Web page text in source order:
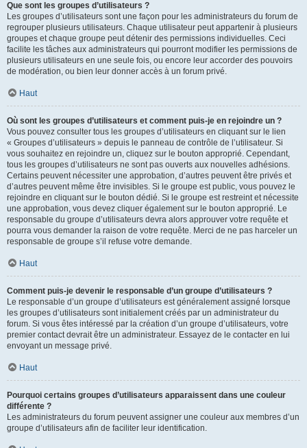
Que sont les groupes d’utilisateurs ?
Les groupes d’utilisateurs sont une façon pour les administrateurs du forum de
regrouper plusieurs utilisateurs. Chaque utilisateur peut appartenir à plusieurs
groupes et chaque groupe peut détenir des permissions individuelles. Ceci
facilite les tâches aux administrateurs qui pourront modifier les permissions de
plusieurs utilisateurs en une seule fois, ou encore leur accorder des pouvoirs
de modération, ou bien leur donner accès à un forum privé.
Haut
Où sont les groupes d’utilisateurs et comment puis-je en rejoindre un ?
Vous pouvez consulter tous les groupes d’utilisateurs en cliquant sur le lien
« Groupes d’utilisateurs » depuis le panneau de contrôle de l’utilisateur. Si
vous souhaitez en rejoindre un, cliquez sur le bouton approprié. Cependant,
tous les groupes d’utilisateurs ne sont pas ouverts aux nouvelles adhésions.
Certains peuvent nécessiter une approbation, d’autres peuvent être privés et
d’autres peuvent même être invisibles. Si le groupe est public, vous pouvez le
rejoindre en cliquant sur le bouton dédié. Si le groupe est restreint et nécessite
une approbation, vous devez cliquer également sur le bouton approprié. Le
responsable du groupe d’utilisateurs devra alors approuver votre requête et
pourra vous demander la raison de votre requête. Merci de ne pas harceler un
responsable de groupe s’il refuse votre demande.
Haut
Comment puis-je devenir le responsable d’un groupe d’utilisateurs ?
Le responsable d’un groupe d’utilisateurs est généralement assigné lorsque
les groupes d’utilisateurs sont initialement créés par un administrateur du
forum. Si vous êtes intéressé par la création d’un groupe d’utilisateurs, votre
premier contact devrait être un administrateur. Essayez de le contacter en lui
envoyant un message privé.
Haut
Pourquoi certains groupes d’utilisateurs apparaissent dans une couleur
différente ?
Les administrateurs du forum peuvent assigner une couleur aux membres d’un
groupe d’utilisateurs afin de faciliter leur identification.